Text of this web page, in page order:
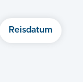
Reisdatum